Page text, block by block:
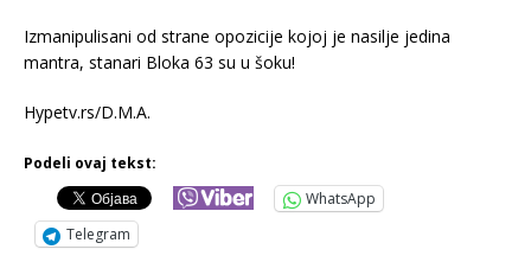
Izmanipulisani od strane opozicije kojoj je nasilje jedina
mantra, stanari Bloka 63 su u šoku!
Hypetv.rs/D.M.A.
Podeli ovaj tekst:
WhatsApp
Telegram